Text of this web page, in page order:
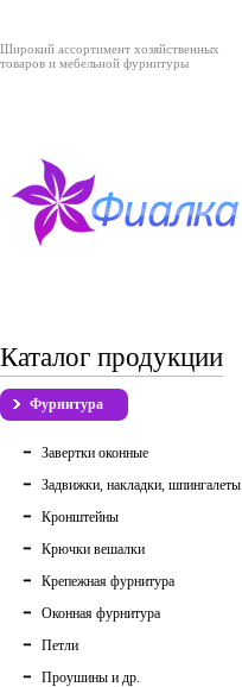
Широкий ассортимент хозяйственных
товаров и мебельной фурнитуры
Каталог продукции
Фурнитура
Завертки оконные
Задвижки, накладки, шпингалеты
Кронштейны
Крючки вешалки
Крепежная фурнитура
Оконная фурнитура
Петли
Проушины и др.